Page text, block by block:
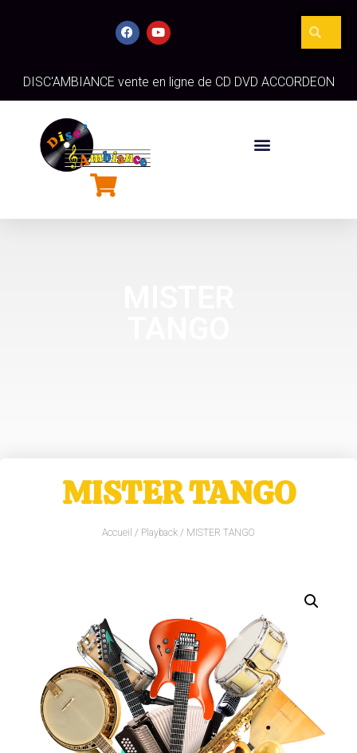
DISC'AMBIANCE vente en ligne de CD DVD ACCORDEON
MISTER TANGO
Accueil / Playback / MISTER TANGO